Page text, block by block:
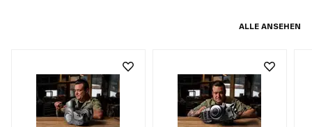
ALLE ANSEHEN